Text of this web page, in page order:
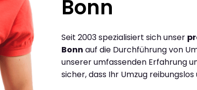
Bonn
Seit 2003 spezialisiert sich unser
Bonn auf die Durchführung von
unserer umfassenden Erfahrung
sicher, dass Ihr Umzug